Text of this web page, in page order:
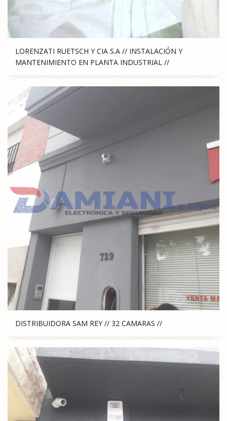
LORENZATI RUETSCH Y CIA S.A // INSTALACIÓN Y
MANTENIMIENTO EN PLANTA INDUSTRIAL //
DISTRIBUIDORA SAM REY // 32 CAMARAS //